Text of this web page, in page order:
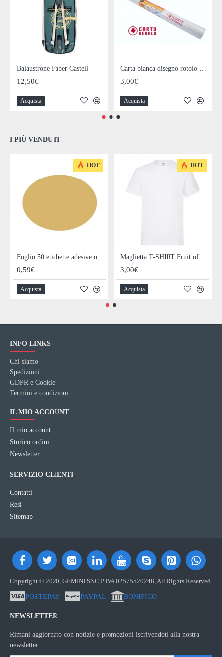
Balaustrone Faber Castell
12,50€
Acquista
Carta bianca disegno rotolo 0,50x5mt
3,00€
Acquista
I PIÙ VENDUTI
HOT
Foglio 50 etichette adesive ovali ORO mm 36x27
0,59€
Acquista
HOT
Maglietta T-SHIRT Fruit of The Loom HEAVY varie taglie
3,00€
Acquista
INFO LINKS
Chi siamo
Spedizioni
GDPR e Cookie
Termini e condizioni
IL MIO ACCOUNT
Il mio account
Storico ordini
Newsletter
SERVIZIO CLIENTI
Contatti
Resi
Sitemap
Copyright © 2020, GEMINI SNC P.IVA 02575520248, All Rights Reserved
POSTEPAY PAYPAL BONIFICO
NEWSLETTER
Rimani aggiornato con notizie e promozioni iscrivendoti alla nostra
newsletter